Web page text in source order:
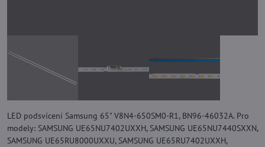
LED podsvícení Samsung 65" V8N4-650SM0-R1, BN96-46032A. Pro
modely: SAMSUNG UE65NU7402UXXH, SAMSUNG UE65NU7440SXXN,
SAMSUNG UE65RU8000UXXU, SAMSUNG UE65RU7402UXXH,